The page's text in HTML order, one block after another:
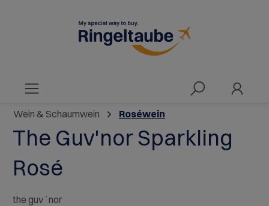
Wein & Schaumwein Roséwein
The Guv'nor Sparkling
Rosé
the guv´nor